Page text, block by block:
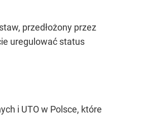
przedłożony przez
uregulować status
i UTO w Polsce, które